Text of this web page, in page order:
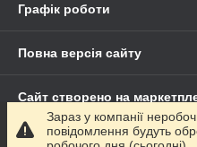
Графік роботи
Повна версія сайту
Сайт створено на
Політика конфіденційності
Зараз у компанії
повідомлення будуть